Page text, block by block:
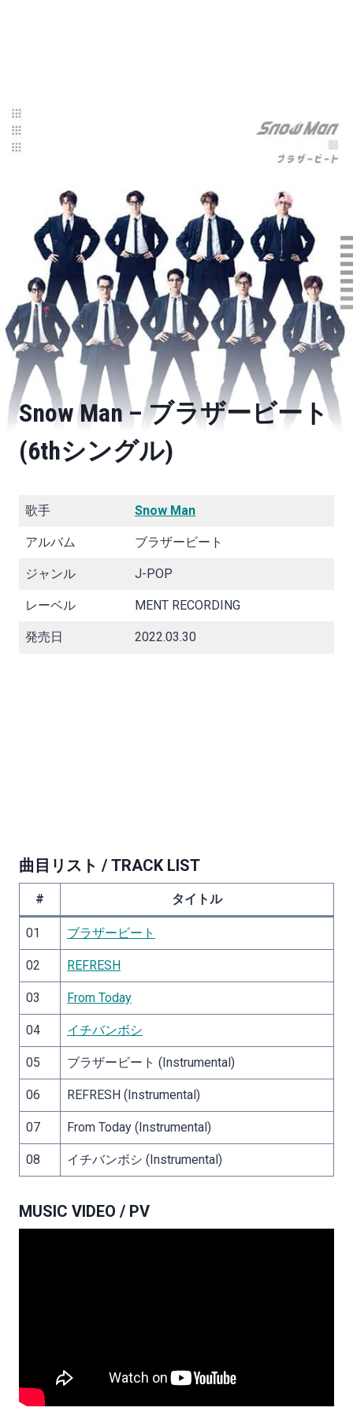
Snow Man – ブラザービート
(6thシングル)
歌手 Snow Man
アルバム ブラザービート
ジャンル J-POP
レーベル MENT RECORDING
発売日 2022.03.30
曲目リスト / TRACK LIST
# タイトル
01 ブラザービート
02 REFRESH
03 From Today
04 イチバンボシ
05 ブラザービート (Instrumental)
06 REFRESH (Instrumental)
07 From Today (Instrumental)
08 イチバンボシ (Instrumental)
MUSIC VIDEO / PV